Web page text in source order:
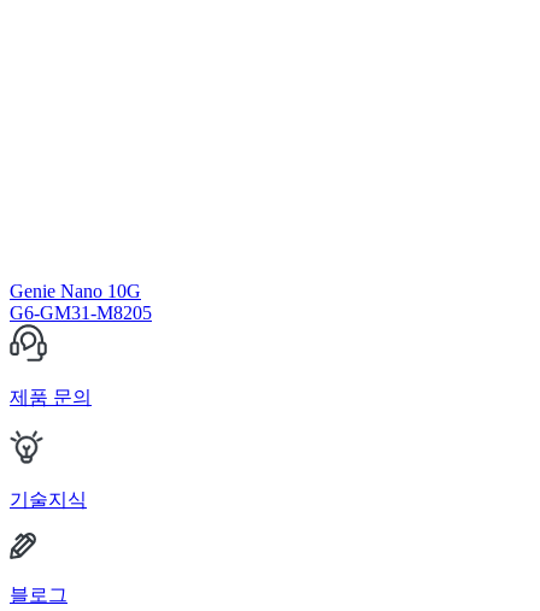
Genie Nano 10G
G6-GM31-M8205
제품 문의
기술지식
블로그